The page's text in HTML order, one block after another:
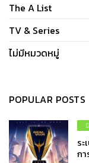
The A List
TV & Series
ไม่มีหมวดหมู่
POPULAR POSTS
ร
กา